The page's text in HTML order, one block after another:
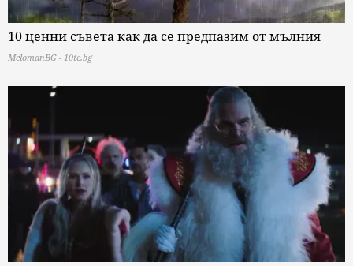
10 ценни съвета как да се предпазим от мълния
MelomanBG - 10te.bg